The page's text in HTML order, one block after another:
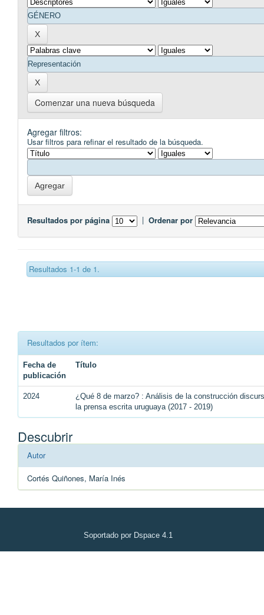
Comenzar una nueva búsqueda
Agregar filtros:
Usar filtros para refinar el resultado de la búsqueda.
Resultados por página | Ordenar por
Resultados 1-1 de 1.
Resultados por ítem:
Fecha de
publicación
Título
2024
¿Qué 8 de marzo? : Análisis de la construcción
la prensa escrita uruguaya (2017 - 2019)
Descubrir
Autor
Cortés Quiñones, María Inés
Soportado por Dspace 4.1